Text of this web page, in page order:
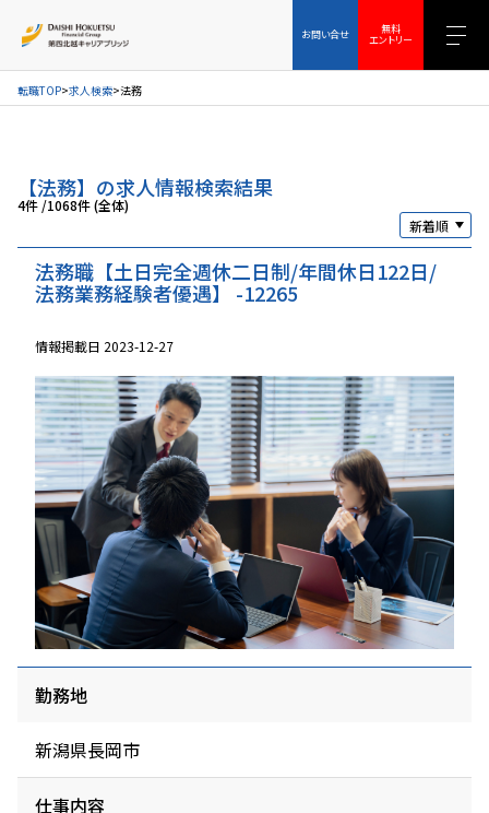
お問い合せ 無料
エントリー
お問い合せ 無料エントリー
転職TOP 求人検索 法務
【法務】の求人情報検索結果
4件 /1068件 (全体)
法務職【土日完全週休二日制/年間休日122日/
法務業務経験者優遇】 -12265
情報掲載日 2023-12-27
勤務地
新潟県長岡市
仕事内容